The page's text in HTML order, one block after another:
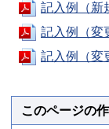
記入例（新
記入例（変
記入例（変
このページの